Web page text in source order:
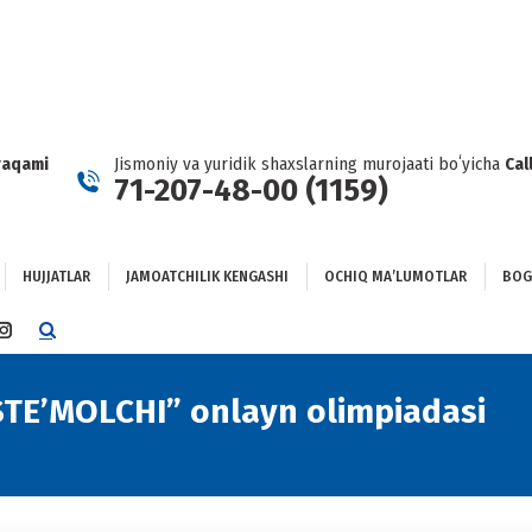
Jismoniy va yuridik shaxslarning murojaati boʻyicha
71-207-48-00 (1159)
HUJJATLAR JAMOATCHILIK KENGASHI OCHIQ MAʼLUMOTLAR
INSTAGRAM
IN
onlayn olimpiadasi